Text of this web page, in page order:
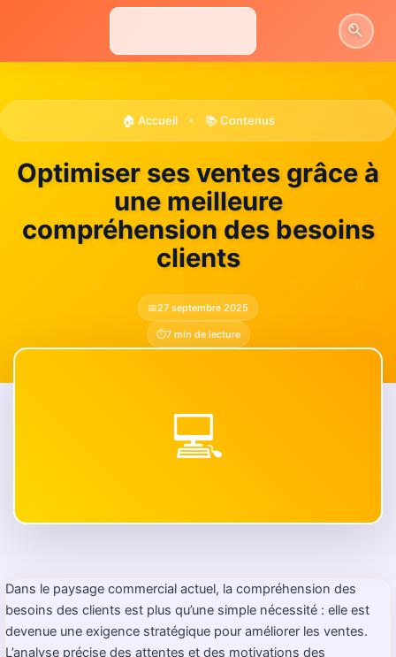
🏠 Accueil • 📚 Contenus
Optimiser ses ventes grâce à
une meilleure
compréhension des besoins
clients
📅27 septembre 2025
⏱️7 min de lecture
💻
Dans le paysage commercial actuel, la compréhension des
besoins des clients est plus qu’une simple nécessité : elle est
devenue une exigence stratégique pour améliorer les ventes.
L’analyse précise des attentes et des motivations des